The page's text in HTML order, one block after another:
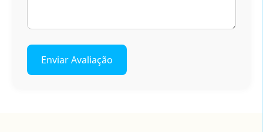
Enviar Avaliação